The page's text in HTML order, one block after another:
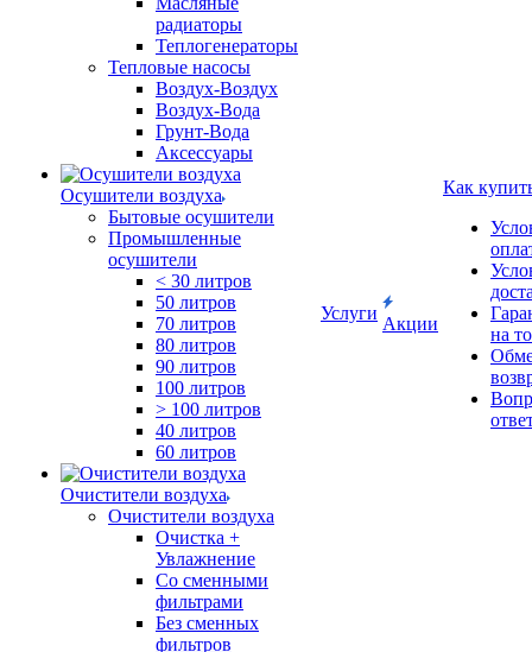
радиаторы
Теплогенераторы
Тепловые насосы
Воздух-Воздух
Воздух-Вода
Грунт-Вода
Аксессуары
Осушители воздуха
Бытовые осушители
Промышленные
осушители
< 30 литров
50 литров
70 литров
80 литров
90 литров
100 литров
> 100 литров
40 литров
60 литров
Очистители воздуха
Очистители воздуха
Очистка +
Увлажнение
Cо сменными
фильтрами
Без сменных
фильтров
Услуги
Акции
Как
на